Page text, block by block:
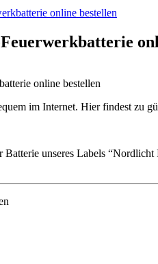
online bestellen
im Internet. Hier findest zu
unseres Labels